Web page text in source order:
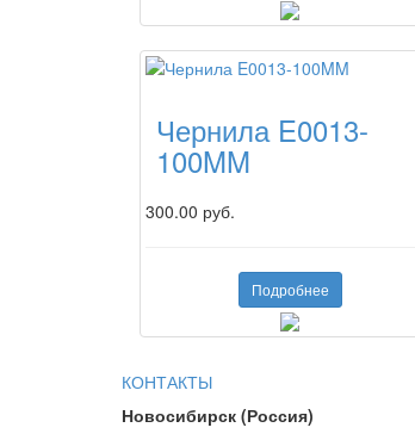
Чернила E0013-
100MM
300.00 руб.
Подробнее
КОНТАКТЫ
Новосибирск (Россия)